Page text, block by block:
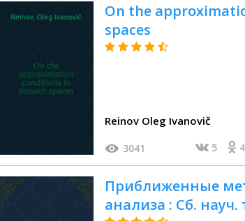
On the
spaces
Reinov Oleg Ivanovič
3041 5 4
Приближенные
анализа : Сб. науч.